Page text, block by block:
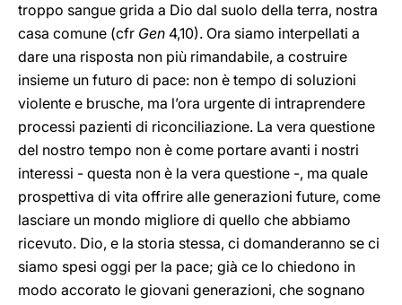
troppo sangue grida a Dio dal suolo della terra, nostra
casa comune (cfr Gen 4,10). Ora siamo interpellati a
dare una risposta non più rimandabile, a costruire
insieme un futuro di pace: non è tempo di soluzioni
violente e brusche, ma l’ora urgente di intraprendere
processi pazienti di riconciliazione. La vera questione
del nostro tempo non è come portare avanti i nostri
interessi - questa non è la vera questione -, ma quale
prospettiva di vita offrire alle generazioni future, come
lasciare un mondo migliore di quello che abbiamo
ricevuto. Dio, e la storia stessa, ci domanderanno se ci
siamo spesi oggi per la pace; già ce lo chiedono in
modo accorato le giovani generazioni, che sognano